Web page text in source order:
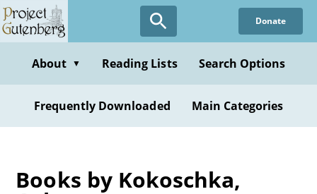
Skip
to
content
Donate
About ▼ Reading Lists Search Options
Frequently Downloaded Main Categories
Books by Kokoschka,